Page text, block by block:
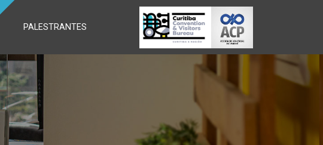
PALESTRANTES